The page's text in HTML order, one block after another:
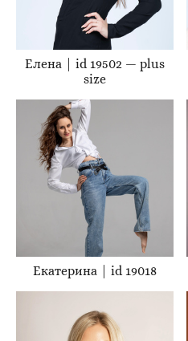
Елена | id 19502 — plus
size
Екатерина | id 19018